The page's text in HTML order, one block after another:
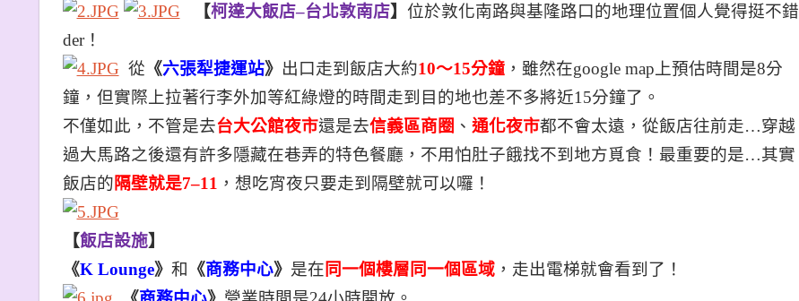
【柯達大飯店–台北敦南店】 位於敦化南路與基隆路口的地理位置個人覺得挺不錯
der！
從 《六張犁捷運站》 出口走到飯店大約10〜15分鐘，雖然在google map上預估時間是8分
鐘，但實際上拉著行李外加等紅綠燈的時間走到目的地也差不多將近15分鐘了。
不僅如此，不管是去台大公館夜市還是去信義區商圈 、 通化夜市都不會太遠，從飯店往前走…穿越
過大馬路之後還有許多隱藏在巷弄的特色餐廳，不用怕肚子餓找不到地方覓食！最重要的是…其實
飯店的隔壁就是7–11 ，想吃宵夜只要走到隔壁就可以囉！
【飯店設施】
《K Lounge》 和 《商務中心》 是在同一個樓層同一個區域，走出電梯就會看到了！